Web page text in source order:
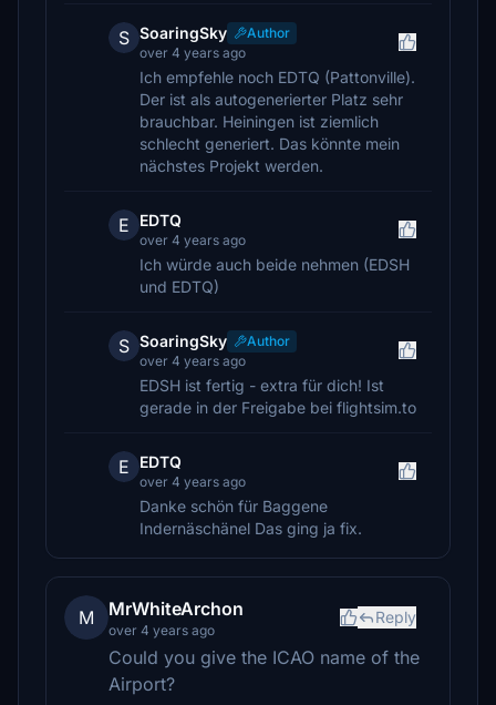
S SoaringSky
Author
over 4 years ago
Ich empfehle noch EDTQ (Pattonville).
Der ist als autogenerierter Platz sehr
brauchbar. Heiningen ist ziemlich
schlecht generiert. Das könnte mein
nächstes Projekt werden.
E EDTQ
over 4 years ago
Ich würde auch beide nehmen (EDSH
und EDTQ)
S SoaringSky
Author
over 4 years ago
EDSH ist fertig - extra für dich! Ist
gerade in der Freigabe bei flightsim.to
E EDTQ
over 4 years ago
Danke schön für Baggene
Indernäschänel Das ging ja fix.
M MrWhiteArchon
over 4 years ago
Reply
Could you give the ICAO name of the
Airport?